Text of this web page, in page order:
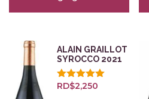
Vegano
(32)
Sostenible (2)
Puntuaciones
ALAIN GRAILLOT
SYROCCO 2021
Valorado
RD$2,250